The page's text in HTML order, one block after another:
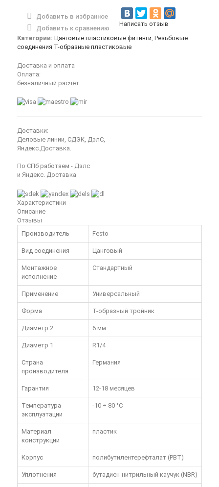
Добавить в избранное
Добавить к сравнению
Написать отзыв
Категории: Цанговые пластиковые фитинги Резьбовые
соединения Т-образные пластиковые
Доставка и оплата
Оплата:
безналичный расчёт
Доставки:
Деловые линии, СДЭК, ДэлС,
Яндекс.Доставка.
По СПб работаем - Дэлс
и Яндекс. Доставка
Характеристики
Описание
Отзывы
Производитель
Festo
Вид соединения Цанговый
Монтажное
исполнение
Стандартный
Применение Универсальный
Форма Т-образный тройник
Диаметр 2 6 мм
Диаметр 1 R1/4
Страна
производителя
Германия
Гарантия 12-18 месяцев
Температура
эксплуатации
-10 ÷ 80 °C
Материал
конструкции
пластик
Корпус полибутилентерефталат (PBT)
Уплотнения бутадиен-нитрильный каучук (NBR)